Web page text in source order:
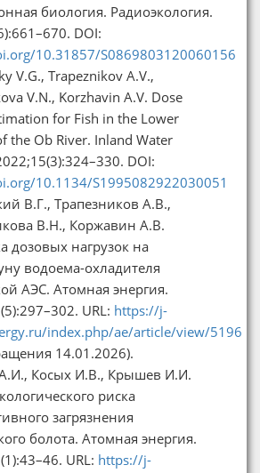
биология. Радиоэкология.
DOI:
10.31857/S0869803120060156
V.G., Trapeznikov A.V.,
V.N., Korzhavin A.V. Dose
for Fish in the Lower
the Ob River. Inland Water
DOI:
10.1134/S1995082922030051
В.Г., Трапезников А.В.,
В.Н., Коржавин А.В.
дозовых нагрузок на
водоема-охладителя
АЭС. Атомная энергия.
URL: https://j-
index.php/ae/article/view/5196
14.01.2026).
Косых И.В., Крышев И.И.
риска
загрязнения
болота. Атомная энергия.
URL: https://j-